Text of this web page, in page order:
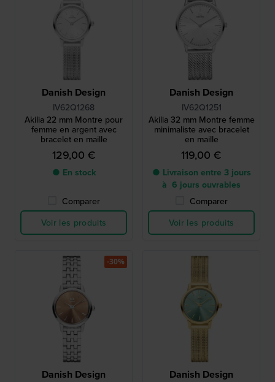
Danish Design
IV62Q1268
Akilia 22 mm Montre pour
femme en argent avec
bracelet en maille
129,00 €
● En stock
Comparer
Voir les produits
Danish Design
IV62Q1251
Akilia 32 mm Montre femme
minimaliste avec bracelet
en maille
119,00 €
● Livraison entre 3 jours
à 6 jours ouvrables
Comparer
Voir les produits
Danish Design
-30%
Danish Design